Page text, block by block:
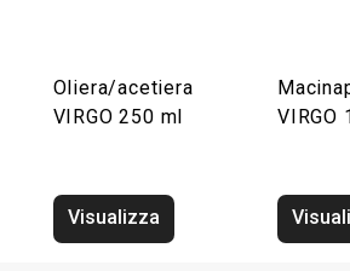
Oliera/acetiera
VIRGO 250 ml
Visualizza
VIRGO